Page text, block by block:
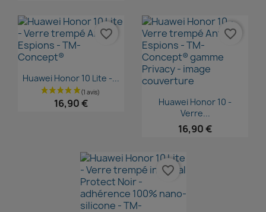
Aperçu rapide
Huawei Honor 10 Lite -...
16,90 €
favorite_border
Aperçu rapide
Huawei Honor 10 -
Verre...
16,90 €
favorite_border
favorite_border